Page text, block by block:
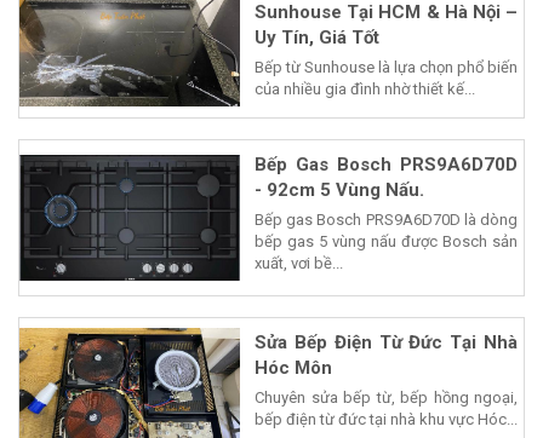
Sunhouse Tại HCM & Hà Nội –
Uy Tín, Giá Tốt
Bếp từ Sunhouse là lựa chọn phổ biến
của nhiều gia đình nhờ thiết kế...
Bếp Gas Bosch PRS9A6D70D
- 92cm 5 Vùng Nấu.
Bếp gas Bosch PRS9A6D70D là dòng
bếp gas 5 vùng nấu được Bosch sản
xuất, vơi bề...
Sửa Bếp Điện Từ Đức Tại Nhà
Hóc Môn
Chuyên sửa bếp từ, bếp hồng ngoại,
bếp điện từ đức tại nhà khu vực Hóc...